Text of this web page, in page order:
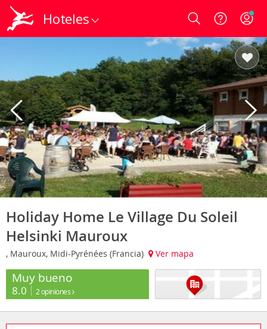
Hoteles Login
Holiday Home Le Village Du Soleil
Helsinki Mauroux
, Mauroux, Midi-Pyrénées (Francia) Ver mapa
Muy bueno
8.0 2 opiniones